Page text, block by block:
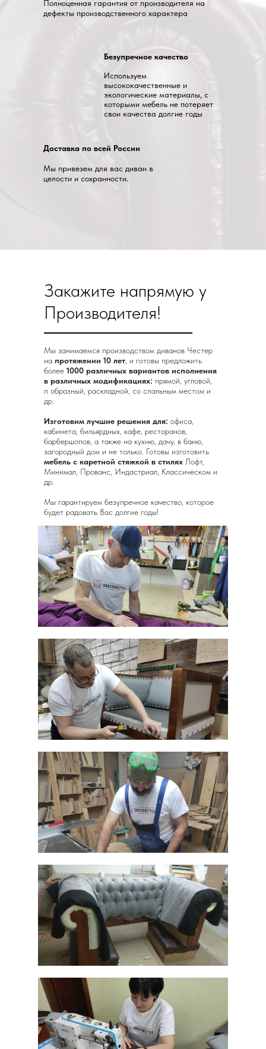
Полноценная гарантия от производителя на
дефекты производственного характера
Безупречное качество
Используем
высококачественные и
экологические материалы, с
которыми мебель не потеряет
свои качества долгие годы
Доставка по всей России
Мы привезем для вас диван в
целости и сохранности.
Мы занимаемся производством диванов Честер
на протяжении 10 лет , и готовы предложить
более 1000 различных вариантов исполнения
в различных модификациях: прямой, угловой,
п образный, раскладной, со спальным местом и
др.
Изготовим лучшие решения для: офиса,
кабинета, бильярдных, кафе, ресторанов,
барбершопов, а также на кухню, дачу, в баню,
загородный дом и не только. Готовы изготовить
мебель с каретной стяжкой в стилях Лофт,
Минимал, Прованс, Индастриал, Классическом и
др.
Мы гарантируем безупречное качество, которое
будет радовать Вас долгие годы!
Закажите напрямую у
Производителя!